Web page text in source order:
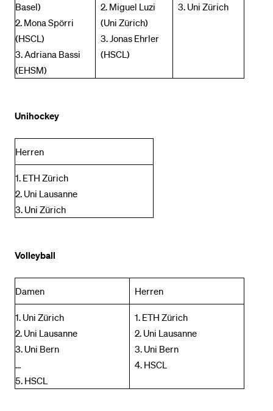
Basel)
2. Mona Spörri
(HSCL)
3. Adriana Bassi
(EHSM)
2. Miguel Luzi
(Uni Zürich)
3. Jonas Ehrler
(HSCL)
3. Uni Zürich
Unihockey
Herren
1. ETH Zürich
2. Uni Lausanne
3. Uni Zürich
Volleyball
Damen Herren
1. Uni Zürich
2. Uni Lausanne
3. Uni Bern
…
5. HSCL
1. ETH Zürich
2. Uni Lausanne
3. Uni Bern
4. HSCL